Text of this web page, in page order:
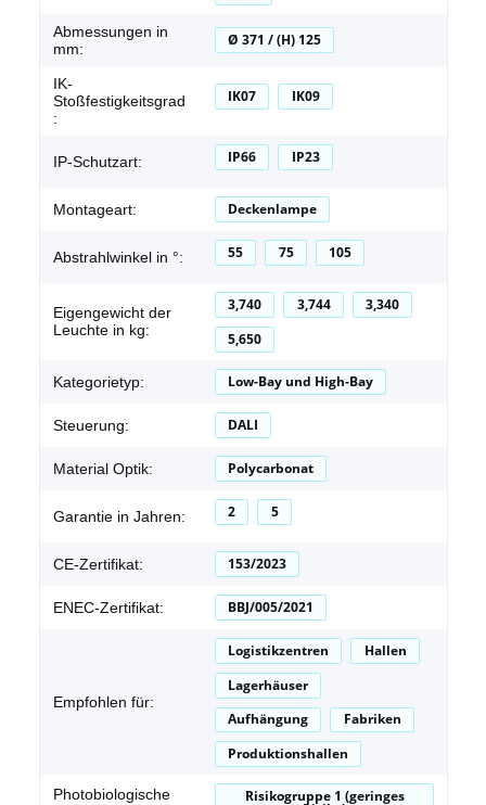
Abmessungen in
mm:
Ø 371 / (H) 125
IK-
Stoßfestigkeitsgrad
:
IK07 IK09
IP-Schutzart: IP66 IP23
Montageart: Deckenlampe
Abstrahlwinkel in °: 55 75 105
Eigengewicht der
Leuchte in kg:
3,740 3,744
3,340
5,650
Kategorietyp: Low-Bay und High-Bay
Steuerung: DALI
Material Optik: Polycarbonat
Garantie in Jahren: 2 5
CE-Zertifikat: 153/2023
ENEC-Zertifikat: BBJ/005/2021
Empfohlen für:
Logistikzentren
Hallen
Lagerhäuser
Aufhängung
Fabriken
Produktionshallen
Photobiologische
Risikogruppe 1 (geringes